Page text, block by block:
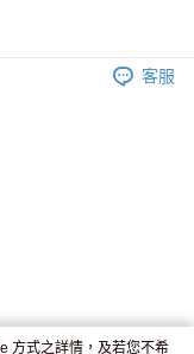
客服
方式之詳情，及若您不希